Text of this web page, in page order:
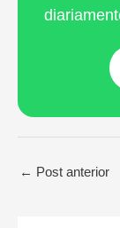
← Post anterior